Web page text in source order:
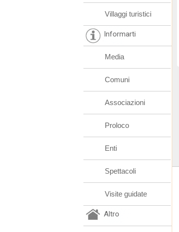
Villaggi turistici
Informarti
Media
Comuni
Associazioni
Proloco
Enti
Spettacoli
Visite guidate
Altro